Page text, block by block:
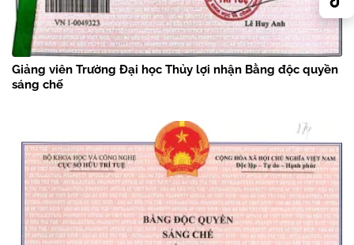
Giảng viên Trường Đại học Thủy lợi nhận Bằng độc quyền
sáng chế